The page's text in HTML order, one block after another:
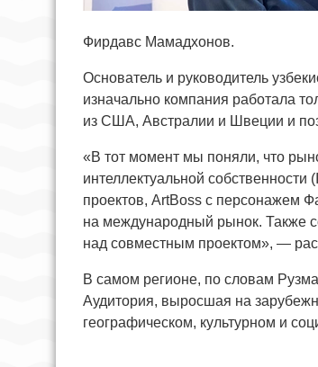
Фирдавс Мамадхонов.
Основатель и руководитель
изначально компания работала
из США, Австралии и Швеции и
«В тот момент мы поняли, что
интеллектуальной
проектов, ArtBoss с персонажем
на международный рынок. Также
над совместным проектом», —
В самом регионе, по словам
Аудитория, выросшая на
географическом, культурном и